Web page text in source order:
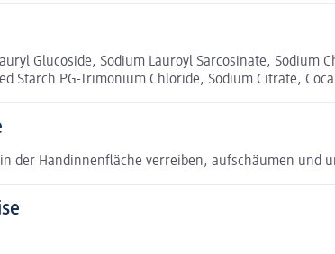
Glucoside, Sodium Lauroyl Sarcosinate,
Starch PG-Trimonium Chloride, Sodium Citrate,
der Handinnenfläche verreiben, aufschäumen